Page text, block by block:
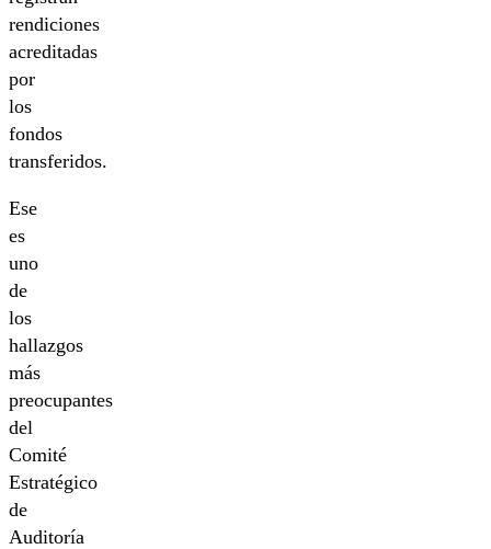
rendiciones
acreditadas
por
los
fondos
transferidos.
Ese
es
uno
de
los
hallazgos
más
preocupantes
del
Comité
Estratégico
de
Auditoría